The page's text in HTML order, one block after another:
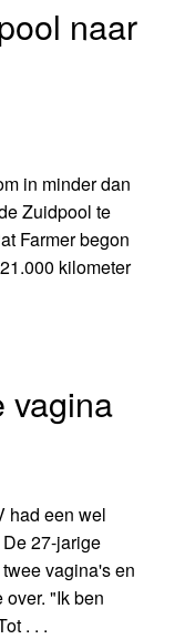
naar
in minder dan
Zuidpool te
Farmer begon
kilometer
vagina
had een wel
27-jarige
vagina's en
"Ik ben
. . .